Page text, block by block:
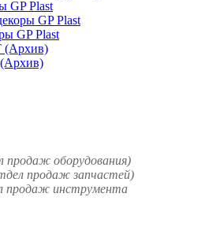
GP Plast
GP Plast
GP Plast
(Архив)
(Архив)
продаж оборудования)
продаж запчастей)
продаж инструмента